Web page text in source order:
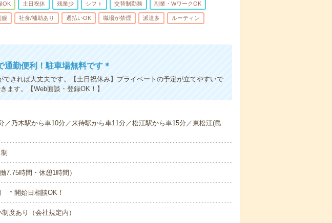
OK 土日祝休 残業少 シフト 交替制勤務 副業・WワークOK
服 社食/補助あり 週払いOK 職場が禁煙 派遣多 ルーティン
勤便利！駐車場無料です＊
できれば大丈夫です。【土日祝休み】プライベートの予定が立てやすいで
ます。【Web面談・登録OK！】
／乃木駅から車10分／来待駅から車11分／松江駅から車15分／東松江(島
7.75時間・休憩1時間）
＊開始日相談OK！
度あり（会社規定内）